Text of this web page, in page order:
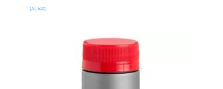
(AUV40)